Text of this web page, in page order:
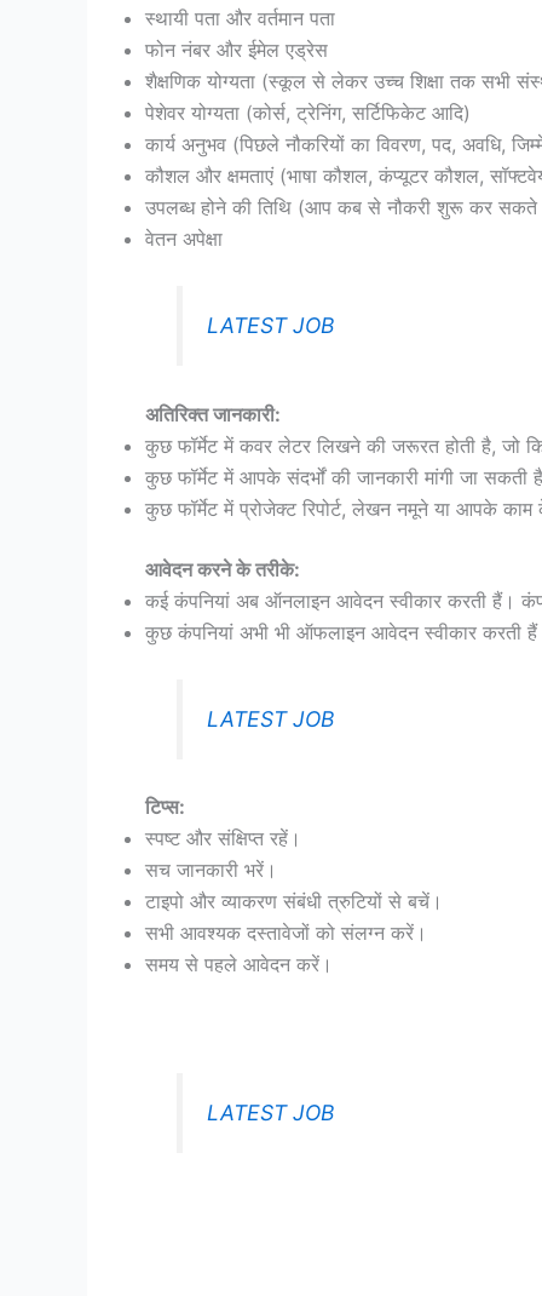
स्थायी पता और वर्तमान पता
फोन नंबर और ईमेल एड्रेस
शैक्षणिक योग्यता (स्कूल से लेकर उच्च शिक्षा तक सभी
पेशेवर योग्यता (कोर्स, ट्रेनिंग, सर्टिफिकेट आदि)
कार्य अनुभव (पिछले नौकरियों का विवरण, पद, अवधि,
कौशल और क्षमताएं (भाषा कौशल, कंप्यूटर कौशल,
उपलब्ध होने की तिथि (आप कब से नौकरी शुरू कर सकते
वेतन अपेक्षा
LATEST JOB
अतिरिक्त जानकारी:
कुछ फॉर्मेट में कवर लेटर लिखने की जरूरत होती है, जो
कुछ फॉर्मेट में आपके संदर्भों की जानकारी मांगी जा
कुछ फॉर्मेट में प्रोजेक्ट रिपोर्ट, लेखन नमूने या आपके
आवेदन करने के तरीके:
कई कंपनियां अब ऑनलाइन आवेदन स्वीकार करती हैं।
कुछ कंपनियां अभी भी ऑफलाइन आवेदन स्वीकार करती
LATEST JOB
टिप्स:
स्पष्ट और संक्षिप्त रहें।
सच जानकारी भरें।
टाइपो और व्याकरण संबंधी त्रुटियों से बचें।
सभी आवश्यक दस्तावेजों को संलग्न करें।
समय से पहले आवेदन करें।
LATEST JOB